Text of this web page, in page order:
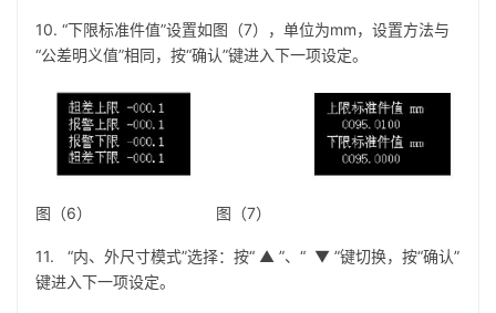
10. “下限标准件值”设置如图（7），单位为mm，设置方法与
“公差明义值”相同，按“确认”键进入下一项设定。
图（6） 图（7）
11. “内、外尺寸模式”选择：按“ ▲ ”、“ ▼ ”键切换，按“确认”
键进入下一项设定。